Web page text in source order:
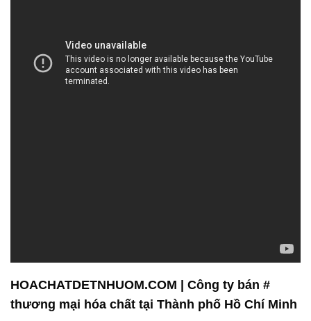
HOACHATDETNHUOM.COM | Công ty bán #
thương mại hóa chất tại Thành phố Hồ Chí Minh